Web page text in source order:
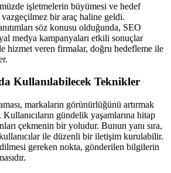
işletmelerin büyümesi ve hedef
bir araç haline geldi.
söz konusu olduğunda, SEO
medya kampanyaları etkili sonuçlar
hizmet veren firmalar, doğru hedefleme ile
Kullanılabilecek Teknikler
markaların görünürlüğünü artırmak
gündelik yaşamlarına hitap
çekmenin bir yoludur. Bunun yanı sıra,
ile düzenli bir iletişim kurulabilir.
gereken nokta, gönderilen bilgilerin